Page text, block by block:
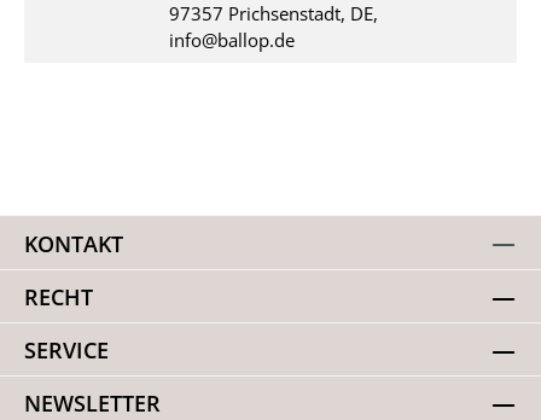
97357 Prichsenstadt, DE,
info@ballop.de
KONTAKT
RECHT
SERVICE
NEWSLETTER